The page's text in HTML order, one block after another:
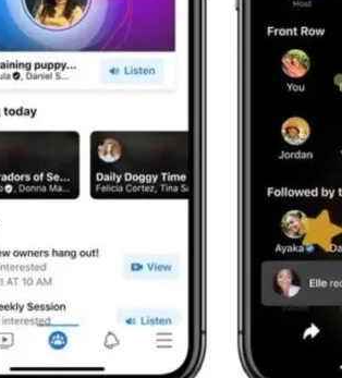
Нидерландах Придумали Способ
Реки От Пластика
Помощник На Кухне: Как
Хороший Блендер